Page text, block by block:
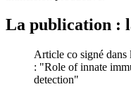
La publication :
Article co signé
: "Role of innate
detection"